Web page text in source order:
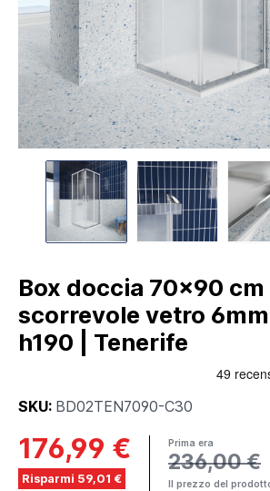
Box doccia 70x90
scorrevole vetro
h190 | Tenerife
SKU: BD02TEN7090-C30
176,99 €
Risparmi 59,01 €
Prima era
236,00 €
Il prezzo del